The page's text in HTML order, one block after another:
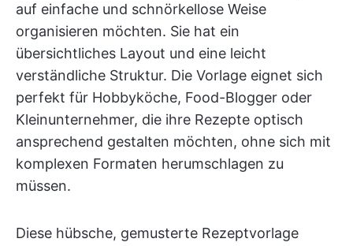
auf einfache und schnörkellose Weise
organisieren möchten. Sie hat ein
übersichtliches Layout und eine leicht
verständliche Struktur. Die Vorlage eignet sich
perfekt für Hobbyköche, Food-Blogger oder
Kleinunternehmer, die ihre Rezepte optisch
ansprechend gestalten möchten, ohne sich mit
komplexen Formaten herumschlagen zu
müssen.
Diese hübsche, gemusterte Rezeptvorlage